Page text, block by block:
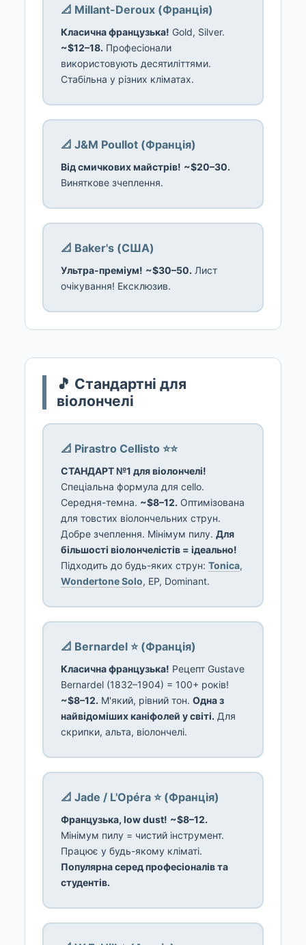
📐 Millant-Deroux (Франція)
Класична французька! Gold, Silver.
~$12–18. Професіонали
використовують десятиліттями.
Стабільна у різних кліматах.
📐 J&M Poullot (Франція)
Від смичкових майстрів! ~$20–30.
Виняткове зчеплення.
📐 Baker's (США)
Ультра-преміум! ~$30–50. Лист
очікування! Ексклюзив.
🎵 Стандартні для
віолончелі
📐 Pirastro Cellisto ⭐⭐
СТАНДАРТ №1 для віолончелі!
Спеціальна формула для cello.
Середня-темна. ~$8–12. Оптимізована
для товстих віолончельних струн.
Добре зчеплення. Мінімум пилу. Для
більшості віолончелістів = ідеально!
Підходить до будь-яких струн: Tonica,
Wondertone Solo, EP, Dominant.
📐 Bernardel ⭐ (Франція)
Класична французька! Рецепт Gustave
Bernardel (1832–1904) = 100+ років!
~$8–12. М'який, рівний тон. Одна з
найвідоміших каніфолей у світі. Для
скрипки, альта, віолончелі.
📐 Jade / L'Opéra ⭐ (Франція)
Французька, low dust! ~$8–12.
Мінімум пилу = чистий інструмент.
Працює у будь-якому кліматі.
Популярна серед професіоналів та
студентів.